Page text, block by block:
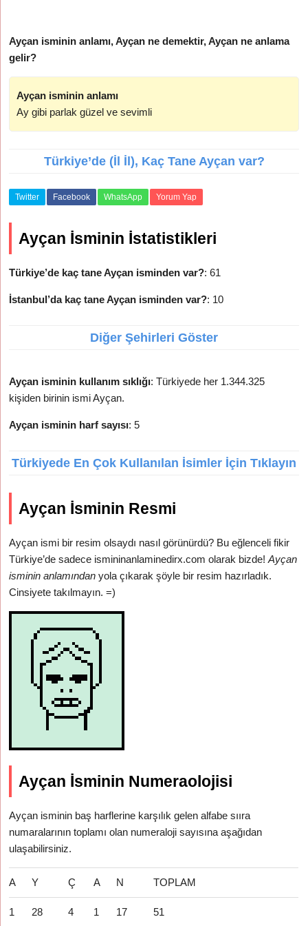
Ayçan isminin anlamı, Ayçan ne demektir, Ayçan ne anlama
gelir?
Ayçan isminin anlamı
Ay gibi parlak güzel ve sevimli
Türkiye’de (İl İl), Kaç Tane Ayçan var?
Twitter Facebook WhatsApp Yorum Yap
Ayçan İsminin İstatistikleri
Türkiye’de kaç tane Ayçan isminden var?: 61
İstanbul’da kaç tane Ayçan isminden var?: 10
Diğer Şehirleri Göster
Ayçan isminin kullanım sıklığı: Türkiyede her 1.344.325
kişiden birinin ismi Ayçan.
Ayçan isminin harf sayısı: 5
Türkiyede En Çok Kullanılan İsimler İçin Tıklayın
Ayçan İsminin Resmi
Ayçan ismi bir resim olsaydı nasıl görünürdü? Bu eğlenceli fikir
Türkiye’de sadece ismininanlaminedirx.com olarak bizde!Ayçan
isminin anlamından yola çıkarak şöyle bir resim hazırladık.
Cinsiyete takılmayın. =)
Ayçan İsminin Numeraolojisi
Ayçan isminin baş harflerine karşılık gelen alfabe sııra
numaralarının toplamı olan numeraloji sayısına aşağıdan
ulaşabilirsiniz.
A Y Ç A N TOPLAM
1 28 4 1 17 51